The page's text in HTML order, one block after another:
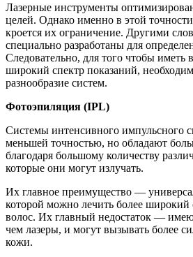
Лазерные инструменты
целей. Однако именно в этой
кроется их ограничение. Другими
специально разработаны для
Следовательно, для того чтобы иметь
широкий спектр показаний,
разнообразие систем.
Фотоэпиляция (IPL)
Системы интенсивного импульсного
меньшей точностью, но обладают
благодаря большому количеству
которые они могут излучать.
Их главное преимущество —
которой можно лечить более широкий
волос. Их главный недостаток —
чем лазеры, и могут вызывать более
кожи.